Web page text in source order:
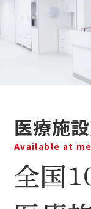
医療施
Available at